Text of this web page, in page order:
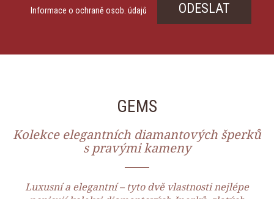
Informace o ochraně osob. údajů ODESLAT
GEMS
Kolekce elegantních diamantových šperků
s pravými kameny
Luxusní a elegantní – tyto dvě vlastnosti nejlépe